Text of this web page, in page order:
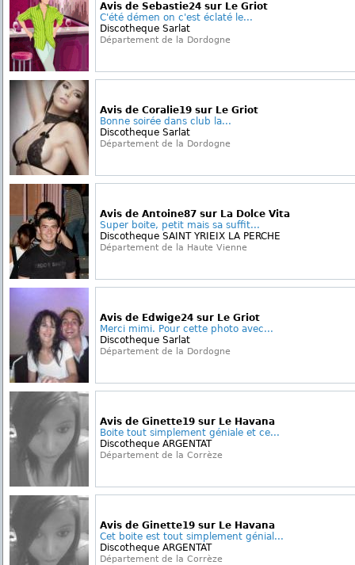
Avis de Sebastie24 sur Le Griot
C'été démen on c'est éclaté le...
Discotheque Sarlat
Département de la Dordogne
Avis de Coralie19 sur Le Griot
Bonne soirée dans club la...
Discotheque Sarlat
Département de la Dordogne
Avis de Antoine87 sur La Dolce Vita
Super boite, petit mais sa suffit...
Discotheque SAINT YRIEIX LA PERCHE
Département de la Haute Vienne
Avis de Edwige24 sur Le Griot
Merci mimi. Pour cette photo avec...
Discotheque Sarlat
Département de la Dordogne
Avis de Ginette19 sur Le Havana
Boite tout simplement géniale et ce...
Discotheque ARGENTAT
Département de la Corrèze
Avis de Ginette19 sur Le Havana
Cet boite est tout simplement génial...
Discotheque ARGENTAT
Département de la Corrèze